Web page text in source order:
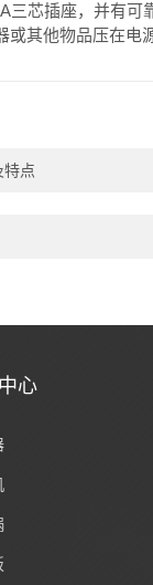
芯插座，并有可
其他物品压在电
特点
心